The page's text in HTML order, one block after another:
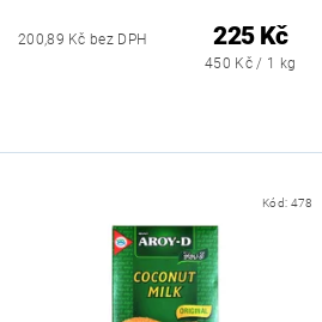
200,89 Kč bez DPH 225 Kč
450 Kč / 1 kg
Kód: 478